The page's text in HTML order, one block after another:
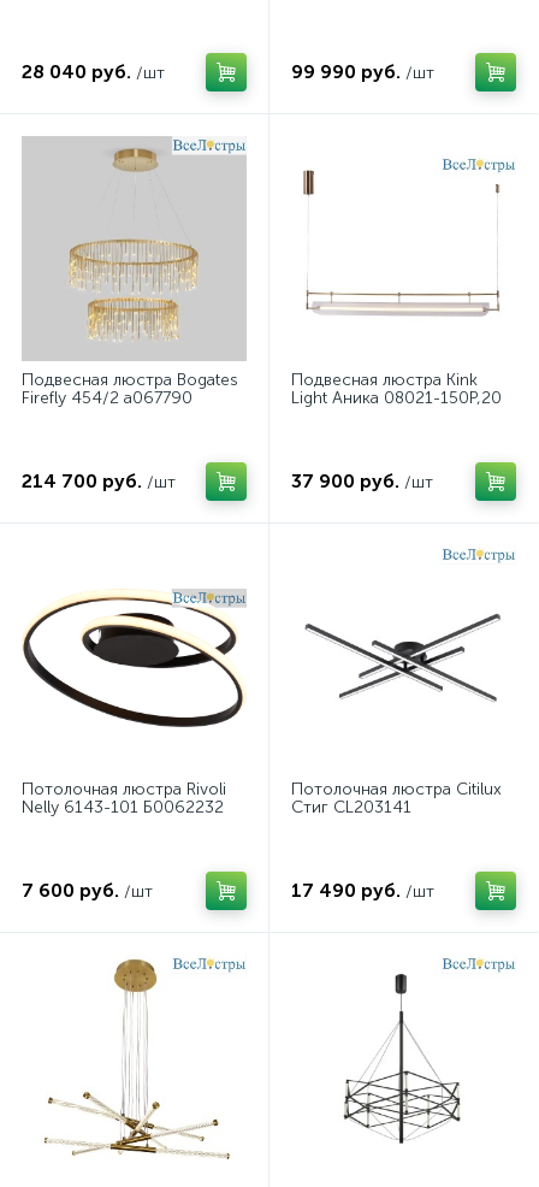
28 040 руб. /шт 99 990 руб. /шт
Подвесная люстра Bogates
Firefly 454/2 a067790
214 700 руб. /шт
Подвесная люстра Kink
Light Аника 08021-150P,20
37 900 руб. /шт
Потолочная люстра Rivoli
Nelly 6143-101 Б0062232
7 600 руб. /шт
Потолочная люстра Citilux
Стиг CL203141
17 490 руб. /шт